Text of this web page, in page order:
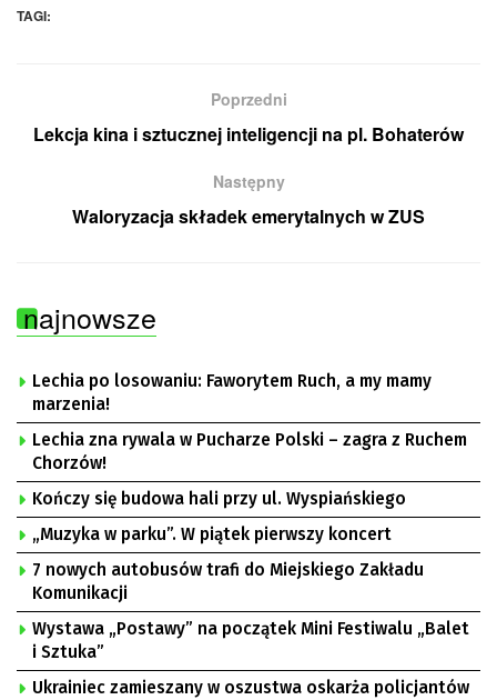
TAGI:
Poprzedni
Lekcja kina i sztucznej inteligencji na pl. Bohaterów
Następny
Waloryzacja składek emerytalnych w ZUS
najnowsze
Lechia po losowaniu: Faworytem Ruch, a my mamy
marzenia!
Lechia zna rywala w Pucharze Polski – zagra z Ruchem
Chorzów!
Kończy się budowa hali przy ul. Wyspiańskiego
„Muzyka w parku”. W piątek pierwszy koncert
7 nowych autobusów trafi do Miejskiego Zakładu
Komunikacji
Wystawa „Postawy” na początek Mini Festiwalu „Balet
i Sztuka”
Ukrainiec zamieszany w oszustwa oskarża policjantów